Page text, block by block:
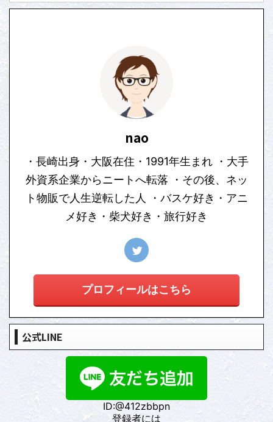
nao
・長崎出身・大阪在住・1991年生まれ ・大手
外資系企業からニートへ転落 ・その後、ネッ
ト物販で人生逆転した人 ・バスケ好き・アニ
メ好き・柴犬好き・旅行好き
プロフィールはこちら
公式LINE
ID:@412zbbpn
登録者には